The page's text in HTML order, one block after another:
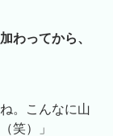
わってから、
。こんなに山
笑）」